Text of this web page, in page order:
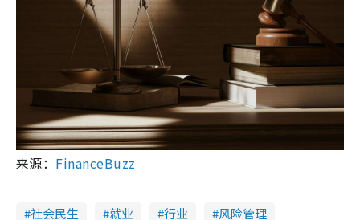
来源： FinanceBuzz
社会民生 就业 行业
风险管理